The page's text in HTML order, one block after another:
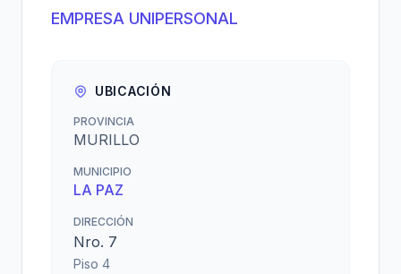
EMPRESA UNIPERSONAL
UBICACIÓN
PROVINCIA
MURILLO
MUNICIPIO
LA PAZ
DIRECCIÓN
Nro. 7
Piso 4